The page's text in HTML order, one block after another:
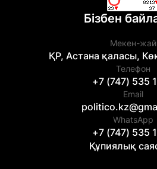
Бізбен
Мекен-жай
ҚР, Астана қаласы,
Телефон
+7 (747) 535
Email
WhatsApp
+7 (747) 535
Құпиялық